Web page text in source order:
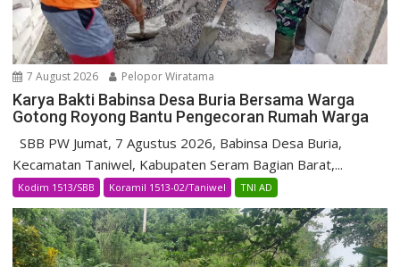
7 August 2026 Pelopor Wiratama
Karya Bakti Babinsa Desa Buria Bersama Warga
Gotong Royong Bantu Pengecoran Rumah Warga
SBB PW Jumat, 7 Agustus 2026, Babinsa Desa Buria,
Kecamatan Taniwel, Kabupaten Seram Bagian Barat,...
Kodim 1513/SBB Koramil 1513-02/Taniwel TNI AD